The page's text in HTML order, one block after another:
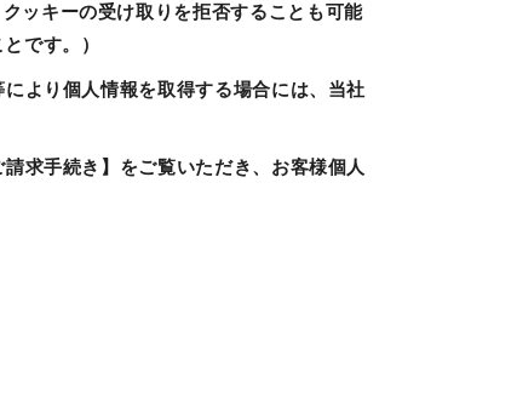
ッキーの受け取りを拒否することも可能
です。）
より個人情報を取得する場合には、当社
求手続き】をご覧いただき、お客様個人